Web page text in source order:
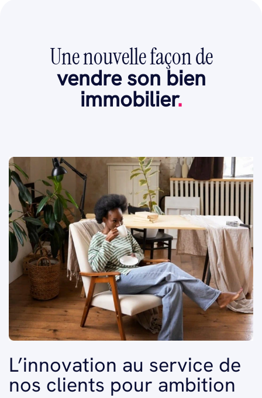
Une nouvelle façon de
vendre son bien
immobilier.
L’innovation au service de
nos clients pour ambition